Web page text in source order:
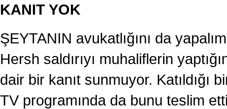
KANIT YOK
ŞEYTANIN avukatlığını da
Hersh saldırıyı muhaliflerin
dair bir kanıt sunmuyor. Katıldığı
TV programında da bunu teslim